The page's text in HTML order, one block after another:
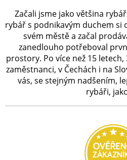
Začali jsme jako většina
rybář s podnikavým duchem si
svém městě a začal
zanedlouho potřeboval
prostory. Po více než 15 letech,
zaměstnanci, v Čechách i na
vás, se stejným nadšením,
rybáři,